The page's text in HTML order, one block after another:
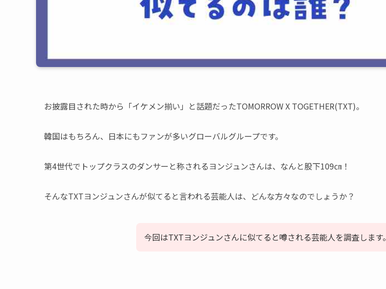
お披露目された時から「イケメン揃い」と話題だったTOMORROW X TOGETHER(TXT)。
韓国はもちろん、日本にもファンが多いグローバルグループです。
第4世代でトップクラスのダンサーと称されるヨンジュンさんは、なんと股下109㎝！
そんなTXTヨンジュンさんが似てると言われる芸能人は、どんな方々なのでしょうか？
今回はTXTヨンジュンさんに似てると噂される芸能人を調査します。